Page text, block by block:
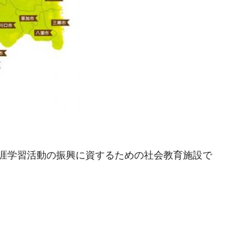
学習活動の振興に資するための社会教育施設で